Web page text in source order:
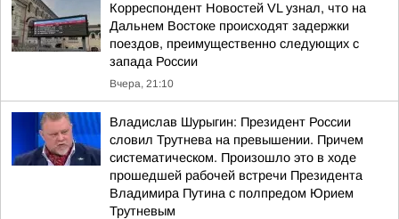
Корреспондент Новостей VL узнал, что на
Дальнем Востоке происходят задержки
поездов, преимущественно следующих с
запада России
Вчера, 21:10
Владислав Шурыгин: Президент России
словил Трутнева на превышении. Причем
систематическом. Произошло это в ходе
прошедшей рабочей встречи Президента
Владимира Путина с полпредом Юрием
Трутневым